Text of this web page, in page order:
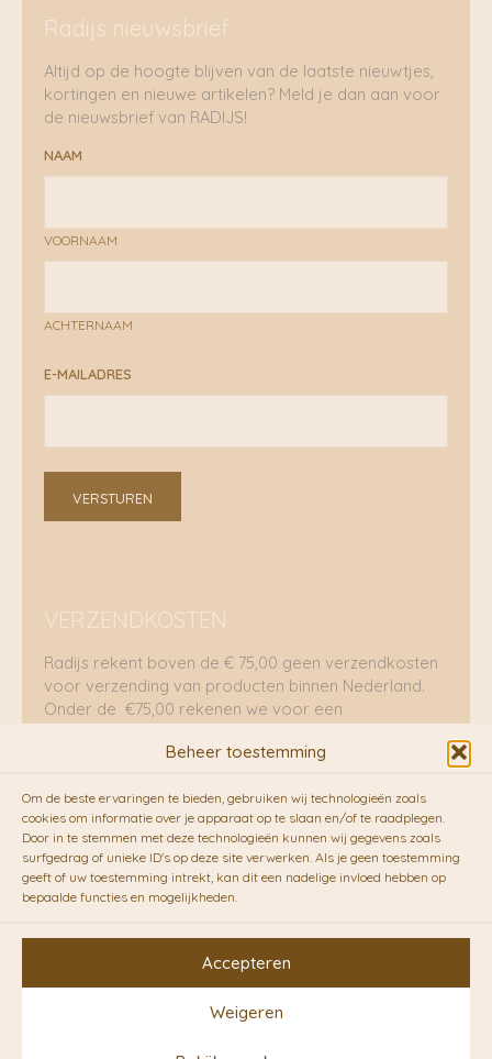
Beheer toestemming
Om de beste ervaringen te bieden, gebruiken wij technologieën zoals
cookies om informatie over je apparaat op te slaan en/of te raadplegen.
Door in te stemmen met deze technologieën kunnen wij gegevens zoals
surfgedrag of unieke ID's op deze site verwerken. Als je geen toestemming
geeft of uw toestemming intrekt, kan dit een nadelige invloed hebben op
bepaalde functies en mogelijkheden.
Accepteren
Weigeren
Radijs nieuwsbrief
Altijd op de hoogte blijven van de laatste nieuwtjes,
kortingen en nieuwe artikelen? Meld je dan aan voor
de nieuwsbrief van RADIJS!
NAAM
VOORNAAM
ACHTERNAAM
E-MAILADRES
VERSTUREN
VERZENDKOSTEN
Radijs rekent boven de € 75,00 geen verzendkosten
voor verzending van producten binnen Nederland.
Onder de €75,00 rekenen we voor een
RADIJS werkt samen met de duurzame bezorgdienst
vanFietskoeriers.nl. Pakketten (mits voorradig) voor
10.00 uur besteld op een doordeweekse dag,
bezorgen zij soms nog op dezelfde dag in de
avonduren! Brievenbuspakjes de volgende dag. En
waar mogelijk ook echt op de fiets!!